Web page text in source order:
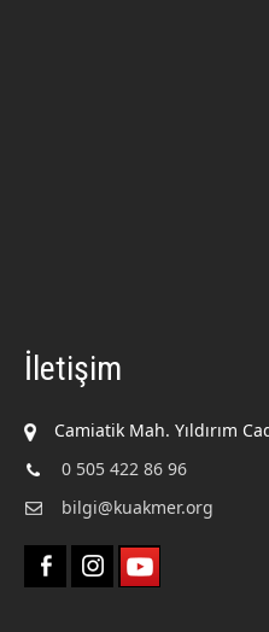
İletişim
Camiatik Mah. Yıldırım
0 505 422 86 96
bilgi@kuakmer.org